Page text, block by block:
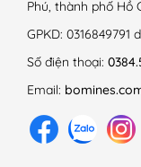
Phú, thành phố Hồ
GPKD: 0316849791
Số điện thoại:
Email: